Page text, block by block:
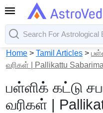
Home > Tamil Articles >
வரிகள் | Pallikattu
பள்ளிக் கட்டு
வரிகள் |